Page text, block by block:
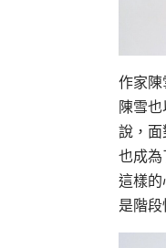
作家
陳雪
說，
也成為
這樣的
是階